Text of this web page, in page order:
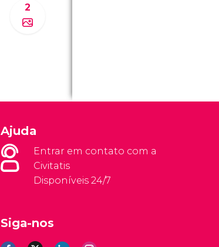
2
Ajuda
Entrar em contato com a
Civitatis
Disponíveis 24/7
Siga-nos